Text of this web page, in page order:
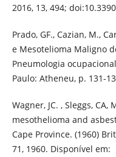
2016, 13, 494;
Prado, GF., Cazian, M.,
e Mesotelioma Maligno
Pneumologia
Paulo: Atheneu, p. 131-
Wagner, JC. , Sleggs,
mesothelioma and
Cape Province. (1960)
71, 1960. Disponível em: